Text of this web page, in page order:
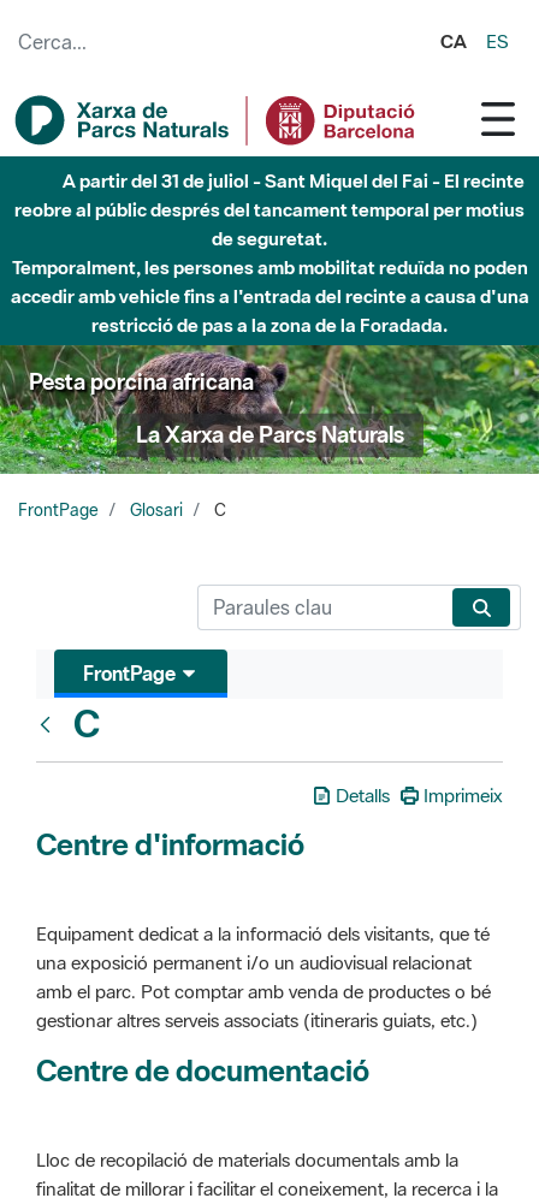
CA ES
A partir del 31 de juliol - Sant Miquel del Fai - El recinte
reobre al públic després del tancament temporal per motius
de seguretat.
Temporalment, les persones amb mobilitat reduïda no poden
accedir amb vehicle fins a l'entrada del recinte a causa d'una
restricció de pas a la zona de la Foradada.
Pesta porcina africana
La Xarxa de Parcs Naturals
FrontPage Glosari C
FrontPage
C
Detalls Imprimeix
Centre d'informació
Equipament dedicat a la informació dels visitants, que té
una exposició permanent i/o un audiovisual relacionat
amb el parc. Pot comptar amb venda de productes o bé
gestionar altres serveis associats (itineraris guiats, etc.)
Centre de documentació
Lloc de recopilació de materials documentals amb la
finalitat de millorar i facilitar el coneixement, la recerca i la